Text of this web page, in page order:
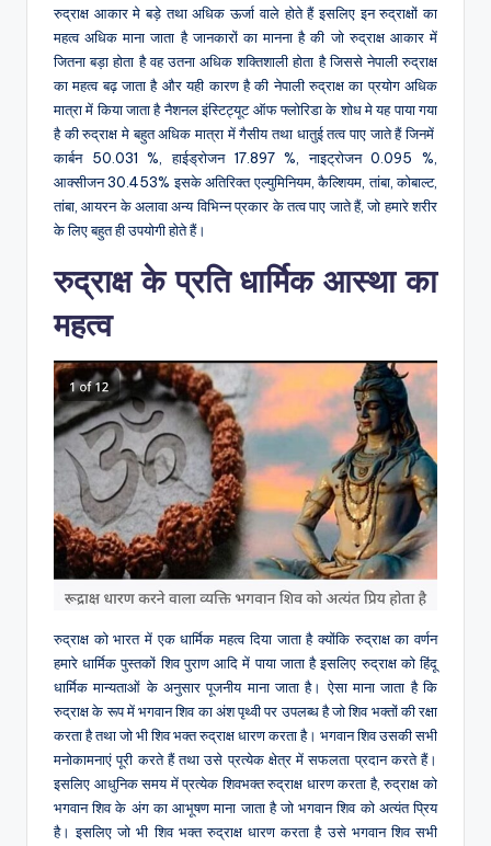
रुद्राक्ष आकार मे बड़े तथा अधिक ऊर्जा वाले होते हैं इसलिए इन रुद्राक्षों का
महत्व अधिक माना जाता है जानकारों का मानना है की जो रुद्राक्ष आकार में
जितना बड़ा होता है वह उतना अधिक शक्तिशाली होता है जिससे नेपाली रुद्राक्ष
का महत्व बढ़ जाता है और यही कारण है की नेपाली रुद्राक्ष का प्रयोग अधिक
मात्रा में किया जाता है नैशनल इंस्टिट्यूट ऑफ फ्लोरिडा के शोध मे यह पाया गया
है की रुद्राक्ष मे बहुत अधिक मात्रा में गैसीय तथा धातुई तत्व पाए जाते हैं जिनमें
कार्बन 50.031 %, हाईड्रोजन 17.897 %, नाइट्रोजन 0.095 %,
आक्सीजन 30.453% इसके अतिरिक्त एल्युमिनियम, कैल्शियम, तांबा, कोबाल्ट,
तांबा, आयरन के अलावा अन्य विभिन्न प्रकार के तत्व पाए जाते हैं, जो हमारे शरीर
के लिए बहुत ही उपयोगी होते हैं।
रुद्राक्ष के प्रति धार्मिक आस्था का
महत्व
रुद्राक्ष को भारत में एक धार्मिक महत्व दिया जाता है क्योंकि रुद्राक्ष का वर्णन
हमारे धार्मिक पुस्तकों शिव पुराण आदि में पाया जाता है इसलिए रुद्राक्ष को हिंदू
धार्मिक मान्यताओं के अनुसार पूजनीय माना जाता है। ऐसा माना जाता है कि
रुद्राक्ष के रूप में भगवान शिव का अंश पृथ्वी पर उपलब्ध है जो शिव भक्तों की रक्षा
करता है तथा जो भी शिव भक्त रुद्राक्ष धारण करता है। भगवान शिव उसकी सभी
मनोकामनाएं पूरी करते हैं तथा उसे प्रत्येक क्षेत्र में सफलता प्रदान करते हैं।
इसलिए आधुनिक समय में प्रत्येक शिवभक्त रुद्राक्ष धारण करता है, रुद्राक्ष को
भगवान शिव के अंग का आभूषण माना जाता है जो भगवान शिव को अत्यंत प्रिय
है। इसलिए जो भी शिव भक्त रुद्राक्ष धारण करता है उसे भगवान शिव सभी